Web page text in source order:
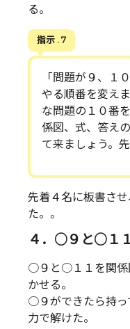
る。
指示 . 7
「問題が９、１
やる順番を変え
な問題の１０番
係図、式、答え
て来ましょう。
先着４名に板書さ
た。。
４．○９と○１１
○９と○１１を関係
かせる。
○９ができたら持っ
力で解けた。